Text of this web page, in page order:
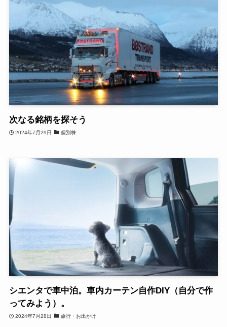
次なる銘柄を探そう
2024年7月29日 個別株
シエンタで車中泊。車内カーテン自作DIY（自分で作
ってみよう）。
2024年7月28日 旅行・お出かけ